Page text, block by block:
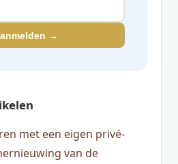
→
met een eigen privé-
van de